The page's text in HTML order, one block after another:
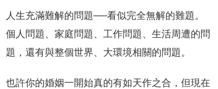
人生充滿難解的問題──看似完全無解的難題。
個人問題、家庭問題、工作問題、生活周遭的問
題，還有與整個世界、大環境相關的問題。
也許你的婚姻一開始真的有如天作之合，但現在